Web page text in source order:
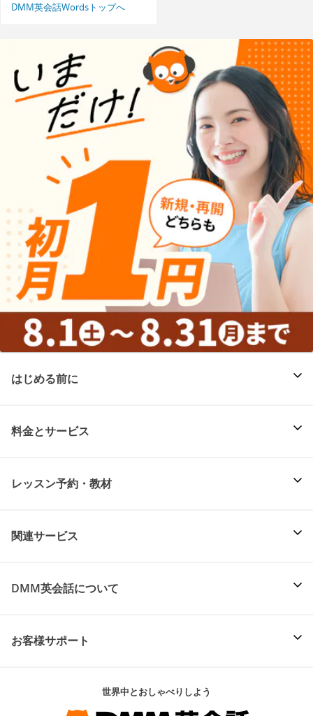
DMM英会話Wordsトップへ
はじめる前に
料金とサービス
レッスン予約・教材
関連サービス
DMM英会話について
お客様サポート
世界中とおしゃべりしよう